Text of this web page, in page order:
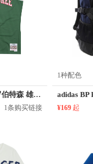
Mitchell Ness 罗伯特森 雄鹿队 1号球衣
1条购买链接
1种配色
¥169 起